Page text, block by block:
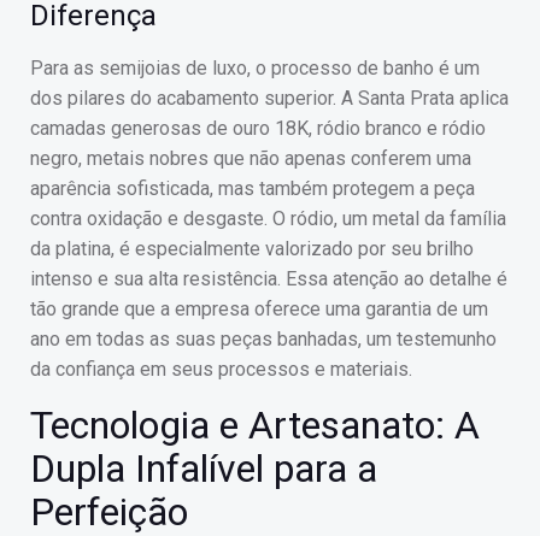
Diferença
Para as semijoias de luxo, o processo de banho é um
dos pilares do acabamento superior. A Santa Prata aplica
camadas generosas de ouro 18K, ródio branco e ródio
negro, metais nobres que não apenas conferem uma
aparência sofisticada, mas também protegem a peça
contra oxidação e desgaste. O ródio, um metal da família
da platina, é especialmente valorizado por seu brilho
intenso e sua alta resistência. Essa atenção ao detalhe é
tão grande que a empresa oferece uma garantia de um
ano em todas as suas peças banhadas, um testemunho
da confiança em seus processos e materiais.
Tecnologia e Artesanato: A
Dupla Infalível para a
Perfeição